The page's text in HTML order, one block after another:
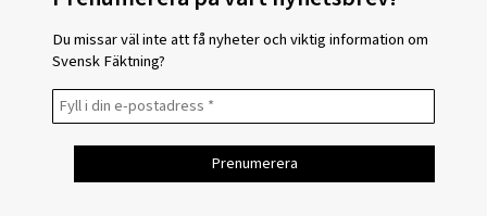
Du missar väl inte att få nyheter och viktig information om
Svensk Fäktning?